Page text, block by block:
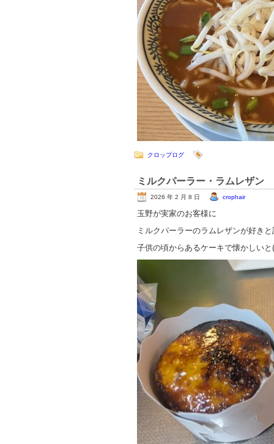
クロップログ
ミルクパーラー・ラムレザン
2026 年 2 月 8 日 crophair
玉野が実家のお客様に
ミルクパーラーのラムレザンが好き
子供の頃からあるケーキで懐かしいと